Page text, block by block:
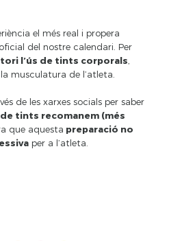
el més real i propera
del nostre calendari. Per
l’ús de tints corporals,
musculatura de l’atleta.
de les xarxes socials per saber
tints recomanem (més
que aquesta preparació no
per a l’atleta.